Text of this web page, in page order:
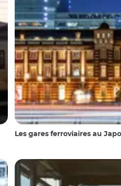
Les gares ferroviaires au